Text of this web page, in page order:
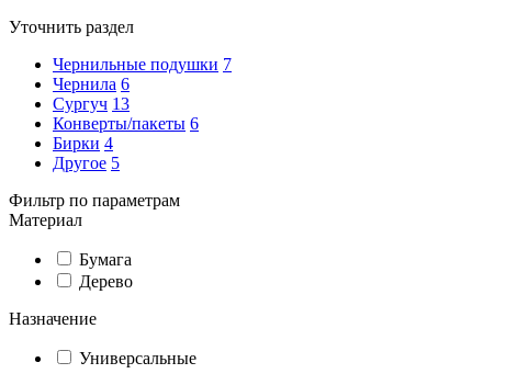
Уточнить раздел
Чернильные подушки 7
Чернила 6
Сургуч 13
Конверты/пакеты 6
Бирки 4
Другое 5
Фильтр по параметрам
Материал
Бумага
Дерево
Назначение
Универсальные